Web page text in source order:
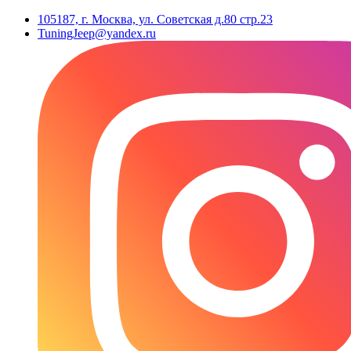
105187, г. Москва, ул. Советская д.80 стр.23
TuningJeep@yandex.ru